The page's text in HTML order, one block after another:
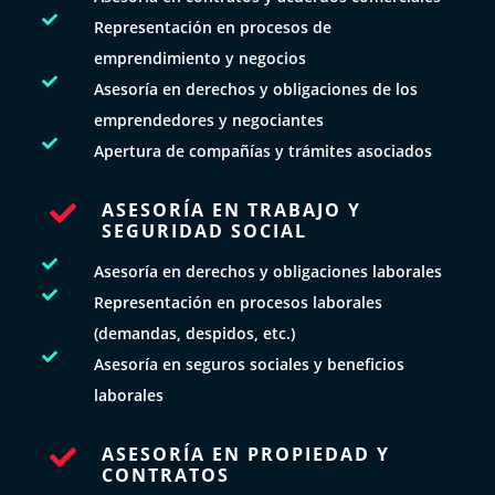

Representación en procesos de
emprendimiento y negocios

Asesoría en derechos y obligaciones de los
emprendedores y negociantes
 Apertura de compañías y trámites asociados

ASESORÍA EN TRABAJO Y
SEGURIDAD SOCIAL
 Asesoría en derechos y obligaciones laborales

Representación en procesos laborales
(demandas, despidos, etc.)

Asesoría en seguros sociales y beneficios
laborales

ASESORÍA EN PROPIEDAD Y
CONTRATOS